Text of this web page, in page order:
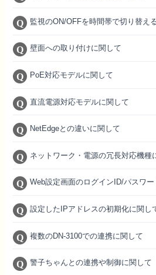
監視のON/OFFを時間帯で切り替え
壁面への取り付けに関して
PoE対応モデルに関して
直流電源対応モデルに関して
NetEdgeとの違いに関して
ネットワーク・電源の冗長対応機種
Web設定画面のログインID/パスワー
設定したIPアドレスの初期化に関し
複数のDN-3100での連携に関して
警子ちゃんとの連携や制御に関して